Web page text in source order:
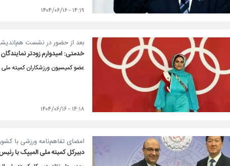
۱۴:۱۹ - ۱۴۰۴/۰۶/۱۶
بعد از حضور در نشست
خدمتی: امیدوارم زودتر
عضو کمیسیون ورزشکاران کمیته
۱۴:۱۸ - ۱۴۰۴/۰۶/۱۶
امضای تفاهم‌نامه ورزشی با
دبیرکل کمیته ملی المیپک با